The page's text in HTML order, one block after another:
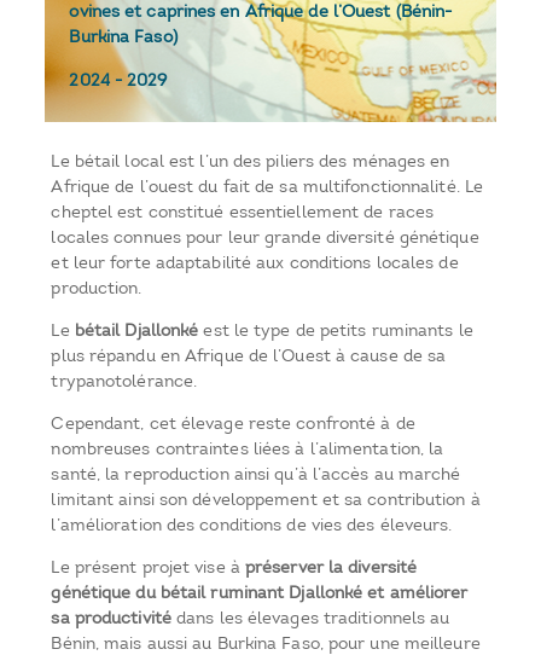
ovines et caprines en Afrique de l’Ouest (Bénin-
Burkina Faso)
2024-2029
Le bétail local est l’un des piliers des ménages en
Afrique de l’ouest du fait de sa multifonctionnalité. Le
cheptel est constitué essentiellement de races
locales connues pour leur grande diversité génétique
et leur forte adaptabilité aux conditions locales de
production.
Le bétail Djallonké est le type de petits ruminants le
plus répandu en Afrique de l’Ouest à cause de sa
trypanotolérance.
Cependant, cet élevage reste confronté à de
nombreuses contraintes liées à l’alimentation, la
santé, la reproduction ainsi qu’à l’accès au marché
limitant ainsi son développement et sa contribution à
l’amélioration des conditions de vies des éleveurs.
Le présent projet vise à préserver la diversité
génétique du bétail ruminant Djallonké et améliorer
sa productivitédans les élevages traditionnels au
Bénin, mais aussi au Burkina Faso, pour une meilleure